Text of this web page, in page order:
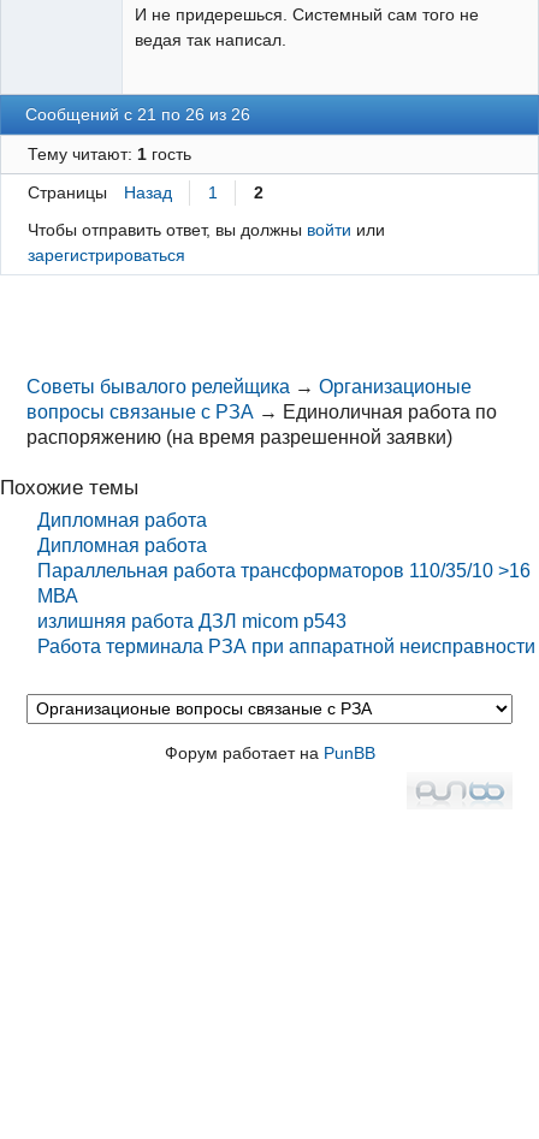
И не придерешься. Системный сам того не
ведая так написал.
Сообщений с 21 по 26 из 26
Тему читают: 1гость
Страницы Назад 1
2
Чтобы отправить ответ, вы должны войти или
зарегистрироваться
Советы бывалого релейщика →Организационые
вопросы связаные с РЗА → Единоличная работа по
распоряжению (на время разрешенной заявки)
Похожие темы
Дипломная работа
Дипломная работа
Параллельная работа трансформаторов 110/35/10 >16
МВА
излишняя работа ДЗЛ micom p543
Работа терминала РЗА при аппаратной неисправности
Форум работает на PunBB